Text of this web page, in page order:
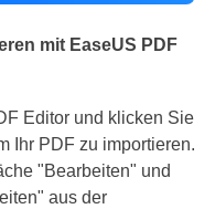
mit EaseUS PDF
Editor und klicken Sie
Ihr PDF zu importieren.
"Bearbeiten" und
aus der